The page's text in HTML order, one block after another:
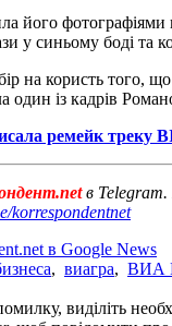
його фотографіями
у синьому боді та
на користь того,
один із кадрів
ремейк треку
в
korrespondentnet
в Google News
, виагра, ВИА
виділіть